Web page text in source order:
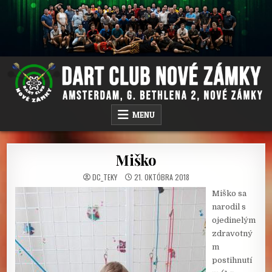
AMSTERDAM PUB, G.BETHLENA 2, NOVÉ ZÁMKY
MENU
Miško
DC_TEKY 21. OKTÓBRA 2018
Miško sa
narodil s
ojedinelým
zdravotný
m
postihnutí